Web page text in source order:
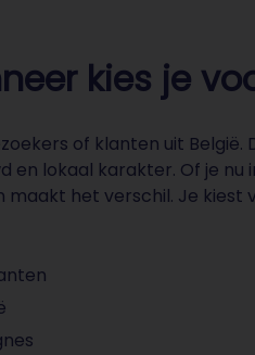
kies je
of klanten uit België.
lokaal karakter. Of je nu
het verschil. Je kiest